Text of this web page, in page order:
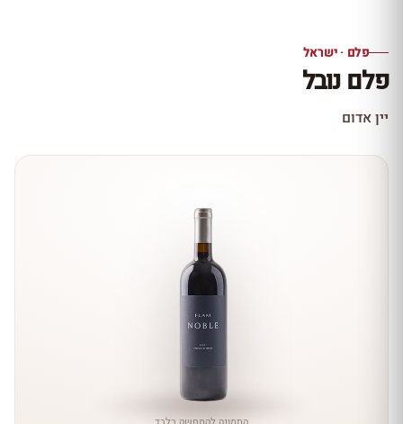
10% הנחה
עכשיו ב-10% הנחה
פלם · ישראל
פלם נובל
יין אדום